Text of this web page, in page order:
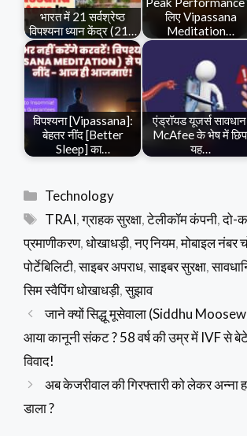
भारत में 21 सर्वश्रेष्ठ
विपश्यना ध्यान केंद्र (21…
लिए Vipassana
Meditation…
विपश्यना [Vipassana]:
बेहतर नींद [Better
Sleep] का…
एंड्रॉयड यूजर्स
McAfee के भेष में
यह…
Categories
Technology
Tags
TRAI,ग्राहक सुरक्षा,टेलीकॉम कंपनी,दो-
प्रमाणीकरण,धोखाधड़ी,नए नियम,मोबाइल नंबर
पोर्टेबिलिटी,साइबर अपराध,साइबर सुरक्षा,
सिम स्वैपिंग धोखाधड़ी,सुझाव
जाने क्यों सिद्धू मूसेवाला (Siddhu
आया कानूनी संकट ? 58 वर्ष की उम्र में IVF से
विवाद!
अब केजरीवाल की गिरफ्तारी को लेकर अन्ना
डाला ?